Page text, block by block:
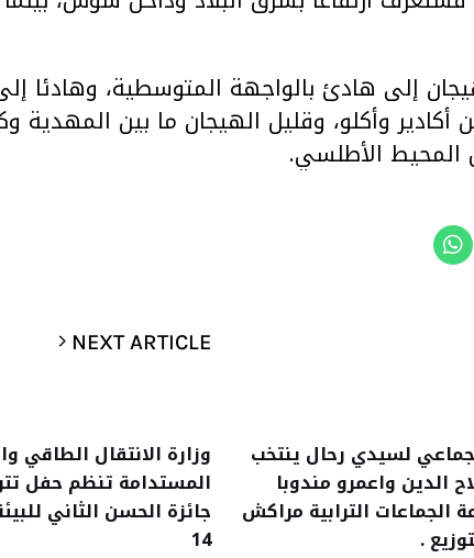
إلى هادئ بالواجهة المتوسطية، وهادئا إلى
وأكلو، وقليل الهيجان ما بين المهدية
المحيط الأطلسي.
لسيدي رحال ينتخب
الدين واعمرو مندوبا
الجماعات الترابية مراكش
.
NEXT ARTICLE
وزارة الانتقال الطاقي
المستدامة تنظم حفل
جائزة الحسن الثاني
14